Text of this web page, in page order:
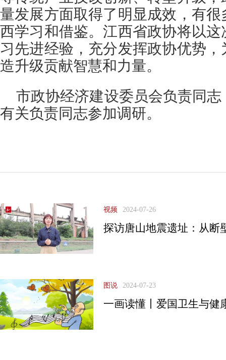
量发展方面取得了明显成效，有
西学习和借鉴。江西省政协将以
习先进经验，充分发挥政协优势
造升级贡献智慧和力量。
市政协经济建设委员会负责同
有关负责同志参加调研。
视频 2024-07-26
探访唐山地震遗址：从断
图说 2024-07-23
一画读懂丨爱国卫生与健